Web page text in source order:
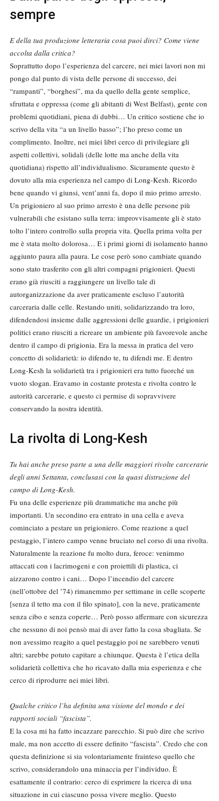
sempre
E della tua produzione letteraria cosa puoi dirci? Come viene
accolta dalla critica?
Soprattutto dopo l’esperienza del carcere, nei miei lavori non mi
pongo dal punto di vista delle persone di successo, dei
“rampanti”, “borghesi”, ma da quello della gente semplice,
sfruttata e oppressa (come gli abitanti di West Belfast), gente con
problemi quotidiani, piena di dubbi… Un critico sostiene che io
scrivo della vita “a un livello basso”; l’ho preso come un
complimento. Inoltre, nei miei libri cerco di privilegiare gli
aspetti collettivi, solidali (delle lotte ma anche della vita
quotidiana) rispetto all’individualismo. Sicuramente questo è
dovuto alla mia esperienza nel campo di Long-Kesh. Ricordo
bene quando vi giunsi, vent’anni fa, dopo il mio primo arresto.
Un prigioniero al suo primo arresto è una delle persone più
vulnerabili che esistano sulla terra: improvvisamente gli è stato
tolto l’intero controllo sulla propria vita. Quella prima volta per
me è stata molto dolorosa… E i primi giorni di isolamento hanno
aggiunto paura alla paura. Le cose però sono cambiate quando
sono stato trasferito con gli altri compagni prigionieri. Questi
erano già riusciti a raggiungere un livello tale di
autorganizzazione da aver praticamente escluso l’autorità
carceraria dalle celle. Restando uniti, solidarizzando tra loro,
difendendosi insieme dalle aggressioni delle guardie, i prigionieri
politici erano riusciti a ricreare un ambiente più favorevole anche
dentro il campo di prigionia. Era la messa in pratica del vero
concetto di solidarietà: io difendo te, tu difendi me. E dentro
Long-Kesh la solidarietà tra i prigionieri era tutto fuorché un
vuoto slogan. Eravamo in costante protesta e rivolta contro le
autorità carcerarie, e questo ci permise di sopravvivere
conservando la nostra identità.
La rivolta di Long-Kesh
Tu hai anche preso parte a una delle maggiori rivolte carcerarie
degli anni Settanta, conclusasi con la quasi distruzione del
campo di Long-Kesh.
Fu una delle esperienze più drammatiche ma anche più
importanti. Un secondino era entrato in una cella e aveva
cominciato a pestare un prigioniero. Come reazione a quel
pestaggio, l’intero campo venne bruciato nel corso di una rivolta.
Naturalmente la reazione fu molto dura, feroce: venimmo
attaccati con i lacrimogeni e con proiettili di plastica, ci
aizzarono contro i cani… Dopo l’incendio del carcere
(nell’ottobre del ’74) rimanemmo per settimane in celle scoperte
[senza il tetto ma con il filo spinato], con la neve, praticamente
senza cibo e senza coperte… Però posso affermare con sicurezza
che nessuno di noi pensò mai di aver fatto la cosa sbagliata. Se
non avessimo reagito a quel pestaggio poi ne sarebbero venuti
altri; sarebbe potuto capitare a chiunque. Questa è l’etica della
solidarietà collettiva che ho ricavato dalla mia esperienza e che
cerco di riprodurre nei miei libri.
Qualche critico l’ha definita una visione del mondo e dei
rapporti sociali “fascista”.
E la cosa mi ha fatto incazzare parecchio. Si può dire che scrivo
male, ma non accetto di essere definito “fascista”. Credo che con
questa definizione si sia volontariamente frainteso quello che
scrivo, considerandolo una minaccia per l’individuo. È
esattamente il contrario: cerco di esprimere la ricerca di una
situazione in cui ciascuno possa vivere meglio. Questo